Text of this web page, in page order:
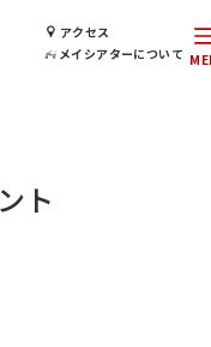
アクセス
メイシアターについて
ト